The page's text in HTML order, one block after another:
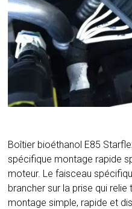
Boîtier bioéthanol E85
spécifique montage rapide
moteur. Le faisceau
brancher sur la prise qui
montage simple, rapide et